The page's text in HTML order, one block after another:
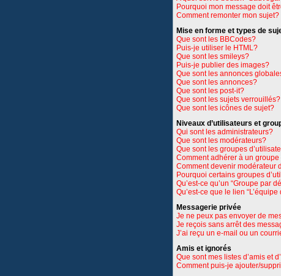
Pourquoi mon message doit
Comment remonter mon sujet?
Mise en forme et types de
Que sont les BBCodes?
Puis-je utiliser le HTML?
Que sont les smileys?
Puis-je publier des images?
Que sont les annonces
Que sont les annonces?
Que sont les post-it?
Que sont les sujets verrouillés?
Que sont les icônes de sujet?
Niveaux d’utilisateurs et
Qui sont les administrateurs?
Que sont les modérateurs?
Que sont les groupes
Comment adhérer à un groupe
Comment devenir modérateur
Pourquoi certains groupes
Qu’est-ce qu’un “Groupe par
Qu’est-ce que le lien “L’équipe
Messagerie privée
Je ne peux pas envoyer de
Je reçois sans arrêt des
J’ai reçu un e-mail ou un
Amis et ignorés
Que sont mes listes d’amis et
Comment puis-je ajouter/